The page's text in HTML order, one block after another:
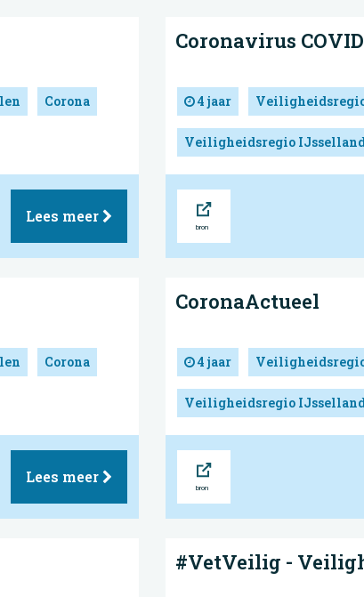
Corona
Lees meer
Coronavirus
4 jaar
Veiligheidsregio
Corona
Lees meer
CoronaActueel
4 jaar
Veiligheidsregio
#VetVeilig -